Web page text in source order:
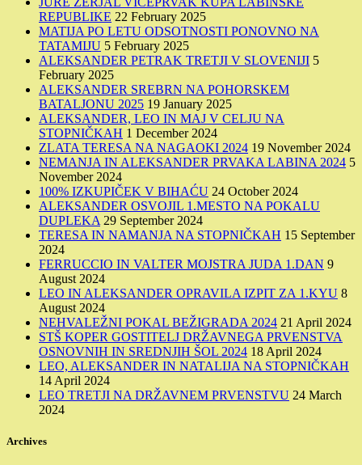
REPUBLIKE 22 February 2025
MATIJA PO LETU ODSOTNOSTI PONOVNO NA
TATAMIJU 5 February 2025
ALEKSANDER PETRAK TRETJI V SLOVENIJI 5
February 2025
ALEKSANDER SREBRN NA POHORSKEM
BATALJONU 2025 19 January 2025
ALEKSANDER, LEO IN MAJ V CELJU NA
STOPNIČKAH 1 December 2024
ZLATA TERESA NA NAGAOKI 2024 19 November 2024
NEMANJA IN ALEKSANDER PRVAKA LABINA 2024 5
November 2024
100% IZKUPIČEK V BIHAĆU 24 October 2024
ALEKSANDER OSVOJIL 1.MESTO NA POKALU
DUPLEKA 29 September 2024
TERESA IN NAMANJA NA STOPNIČKAH 15 September
2024
FERRUCCIO IN VALTER MOJSTRA JUDA 1.DAN 9
August 2024
LEO IN ALEKSANDER OPRAVILA IZPIT ZA 1.KYU 8
August 2024
NEHVALEŽNI POKAL BEŽIGRADA 2024 21 April 2024
STŠ KOPER GOSTITELJ DRŽAVNEGA PRVENSTVA
OSNOVNIH IN SREDNJIH ŠOL 2024 18 April 2024
LEO, ALEKSANDER IN NATALIJA NA STOPNIČKAH
14 April 2024
LEO TRETJI NA DRŽAVNEM PRVENSTVU 24 March
2024
Archives